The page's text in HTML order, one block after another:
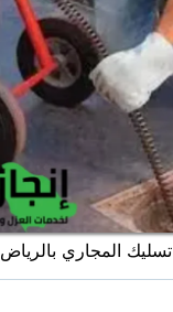
تسليك المجاري بالرياض